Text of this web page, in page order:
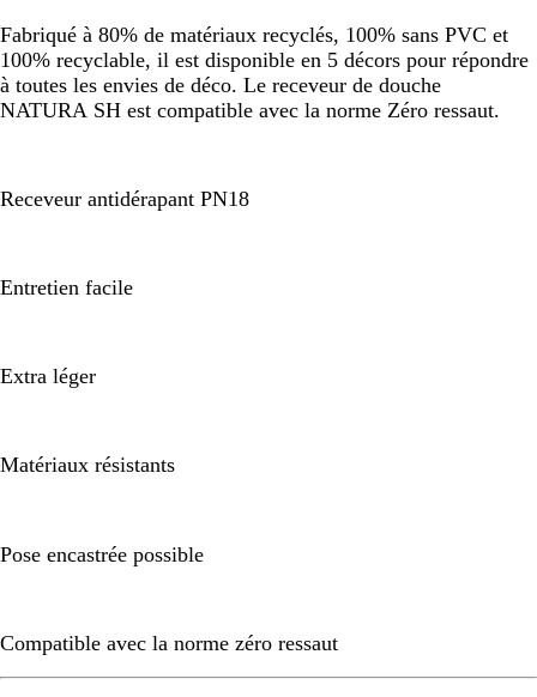
Fabriqué à 80% de matériaux recyclés, 100% sans PVC et
100% recyclable, il est disponible en 5 décors pour répondre
à toutes les envies de déco. Le receveur de douche
NATURA SH est compatible avec la norme Zéro ressaut.
Receveur antidérapant PN18
Entretien facile
Extra léger
Matériaux résistants
Pose encastrée possible
Compatible avec la norme zéro ressaut